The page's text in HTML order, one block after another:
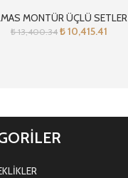
MONTÜR ÜÇLÜ SETLER
₺13,400.34 ₺10,415.41